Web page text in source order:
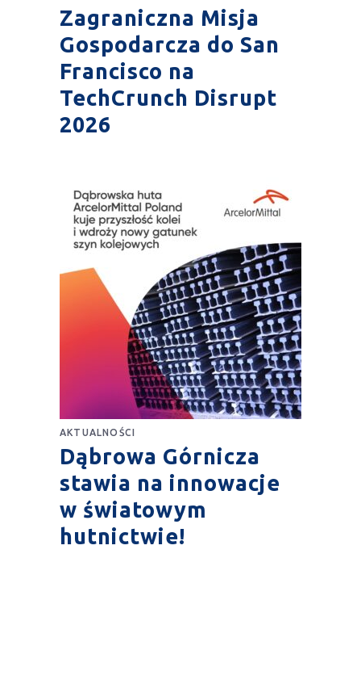
Zagraniczna Misja
Gospodarcza do San
Francisco na
TechCrunch Disrupt
2026
AKTUALNOŚCI
Dąbrowa Górnicza
stawia na innowacje
w światowym
hutnictwie!